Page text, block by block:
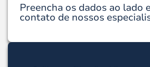
Preencha os dados ao lado
contato de nossos